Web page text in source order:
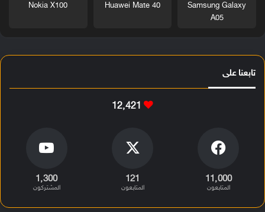
Samsung Galaxy
A05
Huawei Mate 40
Nokia X100
تابعنا على
12٬421
11٬000
المتابعون
121
المتابعون
1٬300
المشتركون